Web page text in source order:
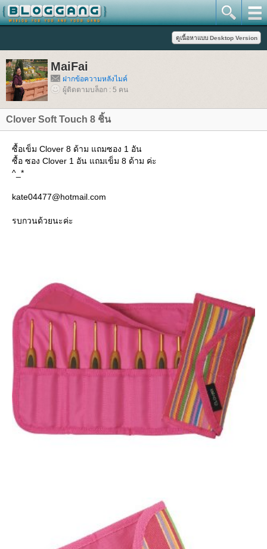
MaiFai
ฝากข้อความหลังไมค์
ผู้ติดตามบล็อก : 5 คน
Clover Soft Touch 8 ชิ้น
ซื้อเข็ม Clover 8 ด้าม แถมซอง 1 อัน
ซื้อ ซอง Clover 1 อัน แถมเข็ม 8 ด้าม ค่ะ
^_*
kate04477@hotmail.com
รบกวนด้วยนะค่ะ